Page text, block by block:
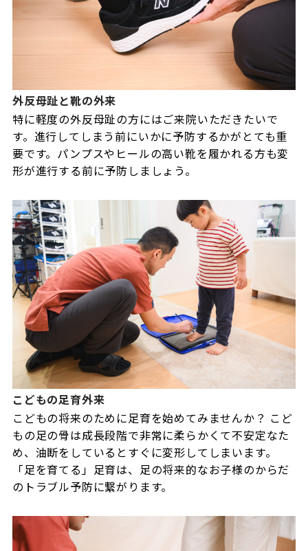
外反母趾と靴の外来
特に軽度の外反母趾の方にはご来院いただきたいで
す。進行してしまう前にいかに予防するかがとても重
要です。パンプスやヒールの高い靴を履かれる方も変
形が進行する前に予防しましょう。
こどもの足育外来
こどもの将来のために足育を始めてみませんか？ こど
もの足の骨は成長段階で非常に柔らかくて不安定なた
め、油断をしているとすぐに変形してしまいます。
「足を育てる」足育は、足の将来的なお子様のからだ
のトラブル予防に繋がります。